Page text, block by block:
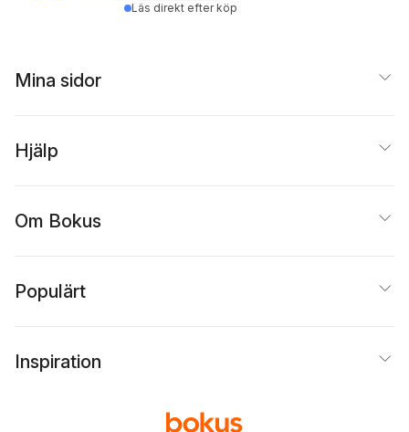
Läs direkt efter köp
Mina sidor
Hjälp
Om Bokus
Populärt
Inspiration